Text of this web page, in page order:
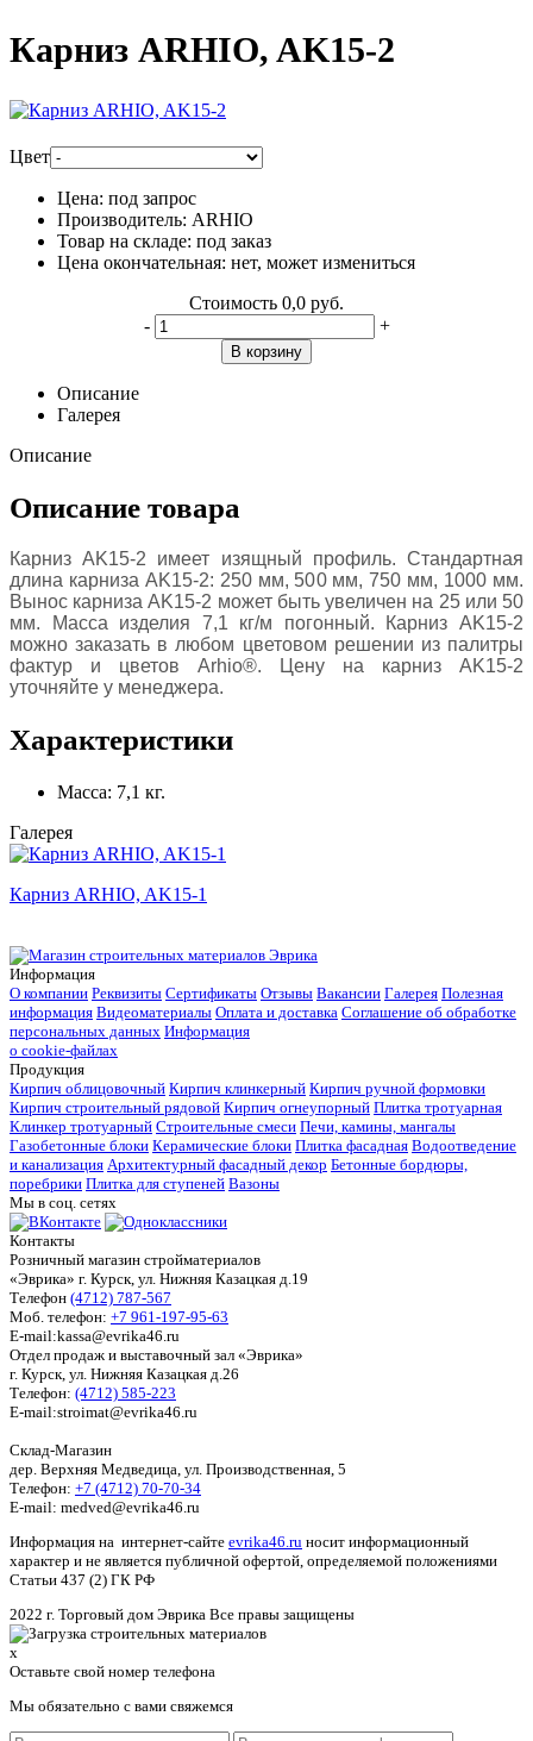
Карниз ARHIO, AK15-2
Цвет
Цена: под запрос
Производитель: ARHIO
Товар на складе: под заказ
Цена окончательная: нет, может измениться
Стоимость 0,0 руб.
-
+
В корзину
Описание
Галерея
Описание
Описание товара
Карниз AK15-2 имеет изящный профиль. Стандартная
длина карниза AK15-2: 250 мм, 500 мм, 750 мм, 1000 мм.
Вынос карниза AK15-2 может быть увеличен на 25 или 50
мм. Масса изделия 7,1 кг/м погонный. Карниз AK15-2
можно заказать в любом цветовом решении из палитры
фактур и цветов Arhio®. Цену на карниз AK15-2
уточняйте у менеджера.
Характеристики
Масса: 7,1 кг.
Галерея
Карниз ARHIO, AK15-1
Информация
О компании Реквизиты Сертификаты Отзывы Вакансии Галерея Полезная
информация Видеоматериалы Оплата и доставка Соглашение об обработке
персональных данных Информация
о cookie-файлах
Продукция
Кирпич облицовочный Кирпич клинкерный Кирпич ручной формовки
Кирпич строительный рядовой Кирпич огнеупорный Плитка тротуарная
Клинкер тротуарный Строительные смеси Печи, камины, мангалы
Газобетонные блоки Керамические блоки Плитка фасадная Водоотведение
и канализация Архитектурный фасадный декор Бетонные бордюры,
поребрики Плитка для ступеней Вазоны
Мы в соц. сетях
Контакты
Розничный магазин стройматериалов
«Эврика» г. Курск, ул. Нижняя Казацкая д.19
Телефон (4712) 787-567
Моб. телефон: +7 961-197-95-63
E-mail:kassa@evrika46.ru
Отдел продаж и выставочный зал «Эврика»
г. Курск, ул. Нижняя Казацкая д.26
Телефон: (4712) 585-223
E-mail:stroimat@evrika46.ru
Склад-Магазин
дер. Верхняя Медведица, ул. Производственная, 5
Телефон: +7 (4712) 70-70-34
E-mail: medved@evrika46.ru
Информация на интернет-сайте evrika46.ru носит информационный
характер и не является публичной офертой, определяемой положениями
Статьи 437 (2) ГК РФ
2022 г. Торговый дом Эврика Все правы защищены
x
Оставьте свой номер телефона
Мы обязательно с вами свяжемся